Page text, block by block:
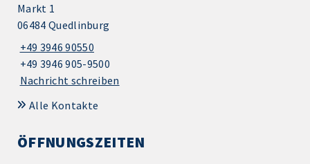
Markt 1
06484 Quedlinburg
+49 3946 90550
+49 3946 905-9500
Nachricht schreiben
Alle Kontakte
ÖFFNUNGSZEITEN